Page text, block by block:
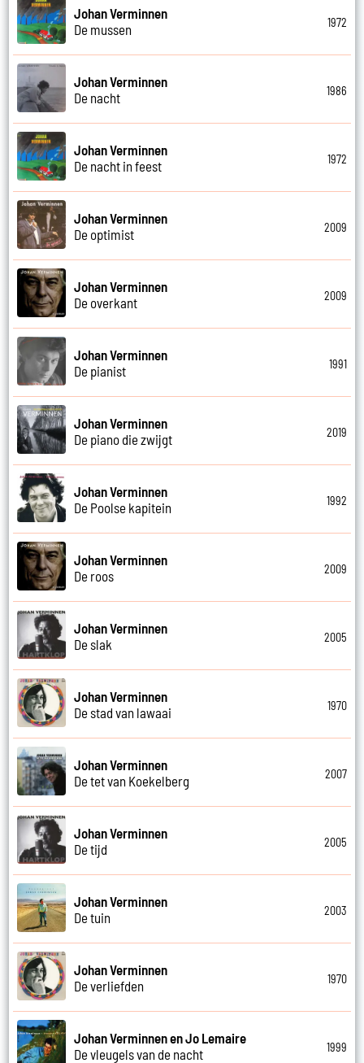
Johan Verminnen
De mussen
1972
Johan Verminnen
De nacht
1986
Johan Verminnen
De nacht in feest
1972
Johan Verminnen
De optimist
2009
Johan Verminnen
De overkant
2009
Johan Verminnen
De pianist
1991
Johan Verminnen
De piano die zwijgt
2019
Johan Verminnen
De Poolse kapitein
1992
Johan Verminnen
De roos
2009
Johan Verminnen
De slak
2005
Johan Verminnen
De stad van lawaai
1970
Johan Verminnen
De tet van Koekelberg
2007
Johan Verminnen
De tijd
2005
Johan Verminnen
De tuin
2003
Johan Verminnen
De verliefden
1970
Johan Verminnen en Jo Lemaire
De vleugels van de nacht
1999